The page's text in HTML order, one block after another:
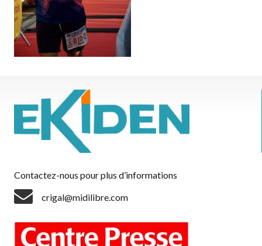
Contactez-nous pour plus d’informations
crigal@midilibre.com